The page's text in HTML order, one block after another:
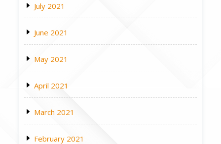
July 2021
June 2021
May 2021
April 2021
March 2021
February 2021